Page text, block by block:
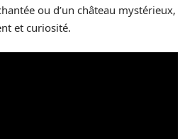
ou d’un château mystérieux,
et curiosité.